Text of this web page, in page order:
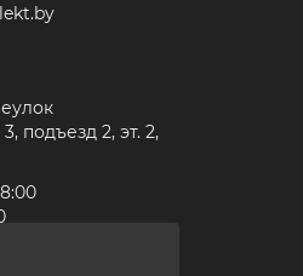
подъезд 2, эт. 2,